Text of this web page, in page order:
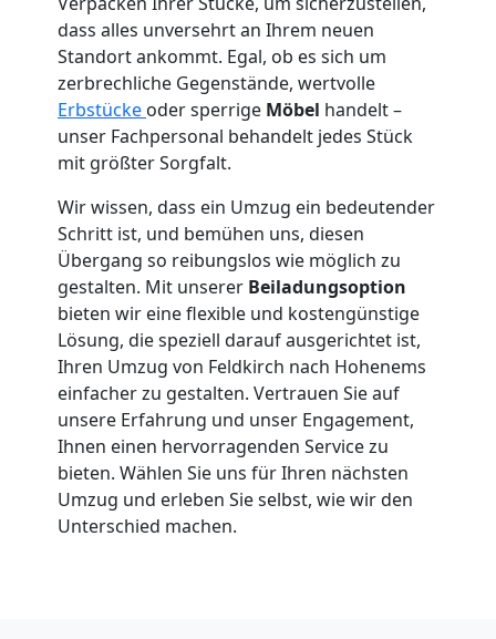
dass alles unversehrt an Ihrem neuen
Standort ankommt. Egal, ob es sich um
zerbrechliche Gegenstände, wertvolle
Erbstücke oder sperrige Möbel handelt –
unser Fachpersonal behandelt jedes Stück
mit größter Sorgfalt.
Wir wissen, dass ein Umzug ein bedeutender
Schritt ist, und bemühen uns, diesen
Übergang so reibungslos wie möglich zu
gestalten. Mit unserer Beiladungsoption
bieten wir eine flexible und kostengünstige
Lösung, die speziell darauf ausgerichtet ist,
Ihren Umzug von Feldkirch nach Hohenems
einfacher zu gestalten. Vertrauen Sie auf
unsere Erfahrung und unser Engagement,
Ihnen einen hervorragenden Service zu
bieten. Wählen Sie uns für Ihren nächsten
Umzug und erleben Sie selbst, wie wir den
Unterschied machen.
Feldkirch
Umzug
für
Senioren
Feldkirch
Fernumzug